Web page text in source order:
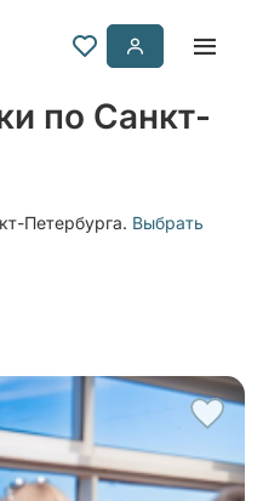
по Санкт-
Петербурга. Выбрать